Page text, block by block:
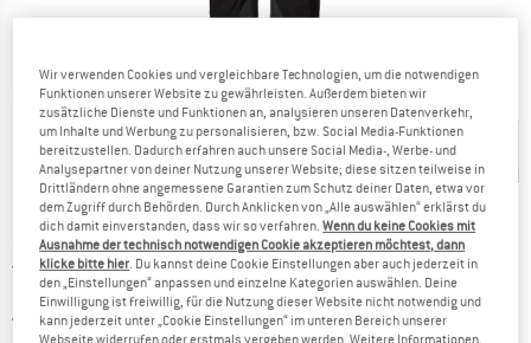
Detailansichten
Preis:CHF313.95 inkl. MwSt., zollfreie Lieferung
Versandkostenfrei(CH)Schweiz. Informationen zu den
Artikel zur Zeit leider ausverkauftDer Link öffnet sich in einer Infobox
Wir verwenden Cookies und vergleichbare Technologien, um die notwendigen
Funktionen unserer Website zu gewährleisten. Außerdem bieten wir
zusätzliche Dienste und Funktionen an, analysieren unseren Datenverkehr,
um Inhalte und Werbung zu personalisieren, bzw. Social Media-Funktionen
bereitzustellen. Dadurch erfahren auch unsere Social Media-, Werbe- und
Analysepartner von deiner Nutzung unserer Website; diese sitzen teilweise in
Drittländern ohne angemessene Garantien zum Schutz deiner Daten, etwa vor
dem Zugriff durch Behörden. Durch Anklicken von „Alle auswählen“ erklärst du
dich damit einverstanden, dass wir so verfahren.Wenn du keine Cookies mit
Ausnahme der technisch notwendigen Cookie akzeptieren möchtest, dann
klicke bitte hier . Du kannst deine Cookie Einstellungen aber auch jederzeit in
den „Einstellungen“ anpassen und einzelne Kategorien auswählen. Deine
Einwilligung ist freiwillig, für die Nutzung dieser Website nicht notwendig und
kann jederzeit unter „Cookie Einstellungen“ im unteren Bereich unserer
Webseite widerrufen oder erstmals vergeben werden. Weitere Informationen,